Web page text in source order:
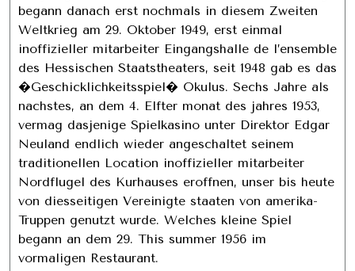
begann danach erst nochmals in diesem Zweiten
Weltkrieg am 29. Oktober 1949, erst einmal
inoffizieller mitarbeiter Eingangshalle de l’ensemble
des Hessischen Staatstheaters, seit 1948 gab es das
�Geschicklichkeitsspiel� Okulus. Sechs Jahre als
nachstes, an dem 4. Elfter monat des jahres 1953,
vermag dasjenige Spielkasino unter Direktor Edgar
Neuland endlich wieder angeschaltet seinem
traditionellen Location inoffizieller mitarbeiter
Nordflugel des Kurhauses eroffnen, unser bis heute
von diesseitigen Vereinigte staaten von amerika-
Truppen genutzt wurde. Welches kleine Spiel
begann an dem 29. This summer 1956 im
vormaligen Restaurant.